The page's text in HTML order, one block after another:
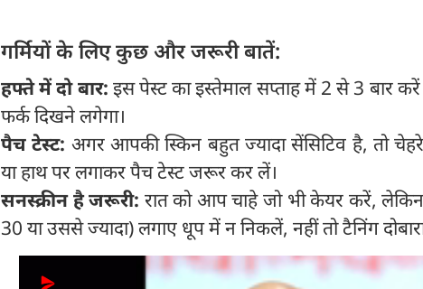
गर्मियों के लिए कुछ और जरूरी बातें:
हफ्ते में दो बार: इस पेस्ट का इस्तेमाल सप्ताह में 2 से 3 बार
फर्क दिखने लगेगा।
पैच टेस्ट: अगर आपकी स्किन बहुत ज्यादा सेंसिटिव है, तो
या हाथ पर लगाकर पैच टेस्ट जरूर कर लें।
सनस्क्रीन है जरूरी: रात को आप चाहे जो भी केयर करें, लेकिन
30 या उससे ज्यादा) लगाए धूप में न निकलें, नहीं तो टैनिंग